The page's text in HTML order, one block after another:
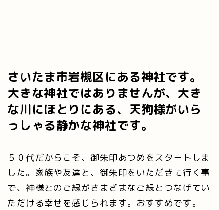
さいたま市岩槻区にある神社です。
大きな神社ではありませんが、大き
な川にほとりにある、天狗様がいら
っしゃる静かな神社です。
５０代だからこそ、御朱印あつめをスタートしま
した。家族や友達と、御朱印をいただきに行く事
で、神様とのご縁がさまざまなご縁とつなげてい
ただける幸せを感じられます。おすすめです。